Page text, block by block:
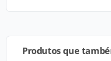
Produtos que